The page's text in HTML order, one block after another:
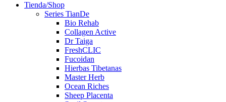
Tienda/Shop
Series TianDe
Bio Rehab
Collagen Active
Dr Taiga
FreshCLIC
Fucoidan
Hierbas Tibetanas
Master Herb
Ocean Riches
Sheep Placenta